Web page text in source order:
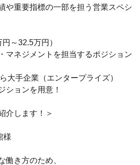
や重要指標の一部を担う営業スペシ
～32.5万円）
マネジメントを担当するポジション
大手企業（エンタープライズ）
ションを用意！
介します！＞
様
働き方のため、